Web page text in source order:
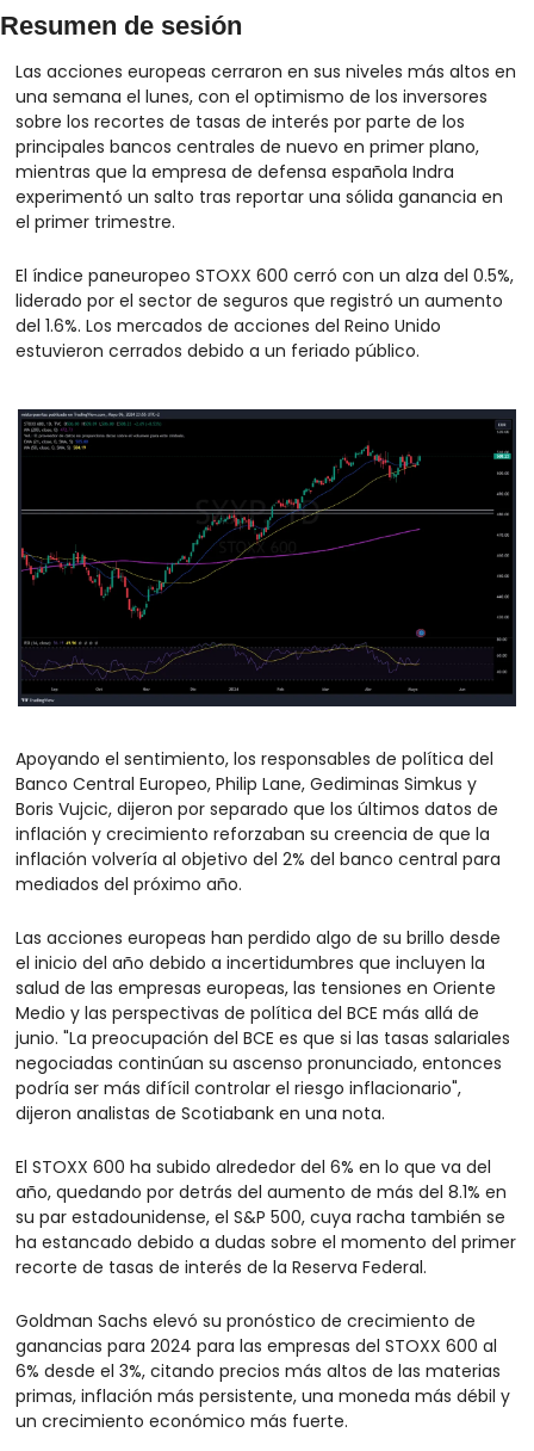
Resumen de sesión
Las acciones europeas cerraron en sus niveles más altos en
una semana el lunes, con el optimismo de los inversores
sobre los recortes de tasas de interés por parte de los
principales bancos centrales de nuevo en primer plano,
mientras que la empresa de defensa española Indra
experimentó un salto tras reportar una sólida ganancia en
el primer trimestre.
El índice paneuropeo STOXX 600 cerró con un alza del 0.5%,
liderado por el sector de seguros que registró un aumento
del 1.6%. Los mercados de acciones del Reino Unido
estuvieron cerrados debido a un feriado público.
Apoyando el sentimiento, los responsables de política del
Banco Central Europeo, Philip Lane, Gediminas Simkus y
Boris Vujcic, dijeron por separado que los últimos datos de
inflación y crecimiento reforzaban su creencia de que la
inflación volvería al objetivo del 2% del banco central para
mediados del próximo año.
Las acciones europeas han perdido algo de su brillo desde
el inicio del año debido a incertidumbres que incluyen la
salud de las empresas europeas, las tensiones en Oriente
Medio y las perspectivas de política del BCE más allá de
junio. "La preocupación del BCE es que si las tasas salariales
negociadas continúan su ascenso pronunciado, entonces
podría ser más difícil controlar el riesgo inflacionario",
dijeron analistas de Scotiabank en una nota.
El STOXX 600 ha subido alrededor del 6% en lo que va del
año, quedando por detrás del aumento de más del 8.1% en
su par estadounidense, el S&P 500, cuya racha también se
ha estancado debido a dudas sobre el momento del primer
recorte de tasas de interés de la Reserva Federal.
Goldman Sachs elevó su pronóstico de crecimiento de
ganancias para 2024 para las empresas del STOXX 600 al
6% desde el 3%, citando precios más altos de las materias
primas, inflación más persistente, una moneda más débil y
un crecimiento económico más fuerte.